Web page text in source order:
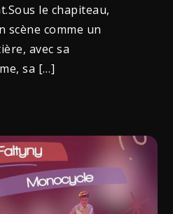
le chapiteau,
scène comme un
avec sa
sa […]